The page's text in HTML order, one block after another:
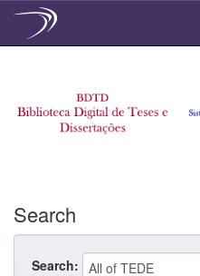
Search
Search: